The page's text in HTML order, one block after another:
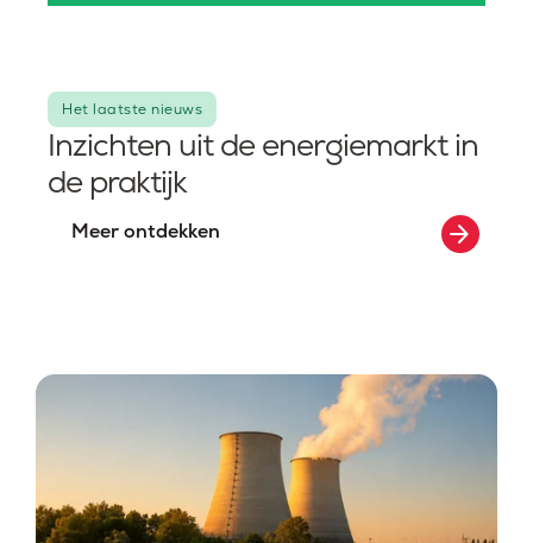
Het laatste nieuws
Inzichten uit de energiemarkt in
de praktijk
Meer ontdekken arrow_forward